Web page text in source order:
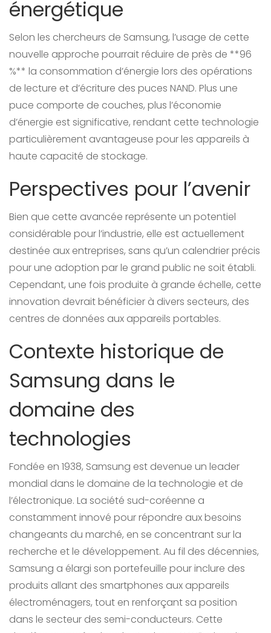
énergétique
Selon les chercheurs de Samsung, l’usage de cette
nouvelle approche pourrait réduire de près de **96
%** la consommation d’énergie lors des opérations
de lecture et d’écriture des puces NAND. Plus une
puce comporte de couches, plus l’économie
d’énergie est significative, rendant cette technologie
particulièrement avantageuse pour les appareils à
haute capacité de stockage.
Perspectives pour l’avenir
Bien que cette avancée représente un potentiel
considérable pour l’industrie, elle est actuellement
destinée aux entreprises, sans qu’un calendrier précis
pour une adoption par le grand public ne soit établi.
Cependant, une fois produite à grande échelle, cette
innovation devrait bénéficier à divers secteurs, des
centres de données aux appareils portables.
Contexte historique de
Samsung dans le
domaine des
technologies
Fondée en 1938, Samsung est devenue un leader
mondial dans le domaine de la technologie et de
l’électronique. La société sud-coréenne a
constamment innové pour répondre aux besoins
changeants du marché, en se concentrant sur la
recherche et le développement. Au fil des décennies,
Samsung a élargi son portefeuille pour inclure des
produits allant des smartphones aux appareils
électroménagers, tout en renforçant sa position
dans le secteur des semi-conducteurs. Cette